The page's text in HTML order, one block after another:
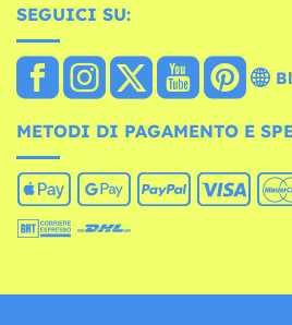
SEGUICI SU:
METODI DI PAGAMENTO E